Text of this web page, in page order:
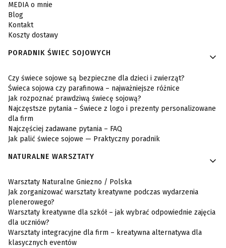
MEDIA o mnie
Blog
Kontakt
Koszty dostawy
PORADNIK ŚWIEC SOJOWYCH
Czy świece sojowe są bezpieczne dla dzieci i zwierząt?
Świeca sojowa czy parafinowa – najważniejsze różnice
Jak rozpoznać prawdziwą świecę sojową?
Najczęstsze pytania – Świece z logo i prezenty personalizowane
dla firm
Najczęściej zadawane pytania – FAQ
Jak palić świece sojowe — Praktyczny poradnik
NATURALNE WARSZTATY
Warsztaty Naturalne Gniezno / Polska
Jak zorganizować warsztaty kreatywne podczas wydarzenia
plenerowego?
Warsztaty kreatywne dla szkół – jak wybrać odpowiednie zajęcia
dla uczniów?
Warsztaty integracyjne dla firm – kreatywna alternatywa dla
klasycznych eventów